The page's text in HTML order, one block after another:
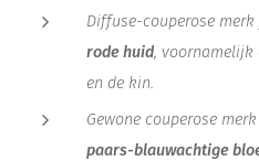
Diffuse-couperose
rode huid, voornamelijk
en de kin.
Gewone couperose
paars-blauwachtige